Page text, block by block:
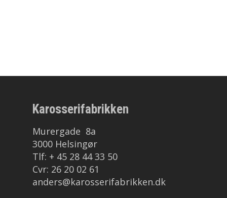
Karosserifabrikken
Murergade 8a
3000 Helsingør
Tlf: + 45 28 44 33 50
Cvr: 26 20 02 61
anders@karosserifabrikken.dk